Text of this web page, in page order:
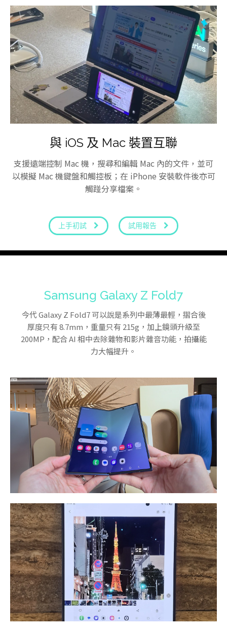
與 iOS 及 Mac 裝置互聯
支援遠端控制 Mac 機，搜尋和編輯 Mac 內的文件，並可
以模擬 Mac 機鍵盤和觸控板；在 iPhone 安裝軟件後亦可
觸踫分享檔案。
上手初試 試用報告
Samsung Galaxy Z Fold7
今代 Galaxy Z Fold7 可以說是系列中最薄最輕，摺合後
厚度只有 8.7mm，重量只有 215g，加上鏡頭升級至
200MP，配合 AI 相中去除雜物和影片雜音功能，拍攝能
力大幅提升。